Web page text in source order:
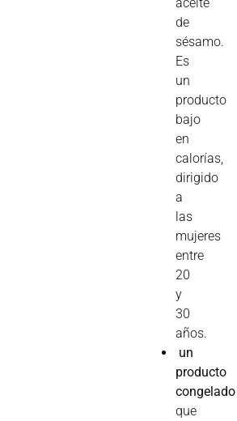
de
sésamo.
Es
un
producto
bajo
en
calorías,
dirigido
a
las
mujeres
entre
20
y
30
años.
un
producto
congelado
que